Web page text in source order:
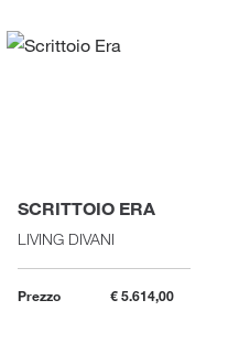
SCRITTOIO ERA
LIVING DIVANI
Prezzo € 5.614,00